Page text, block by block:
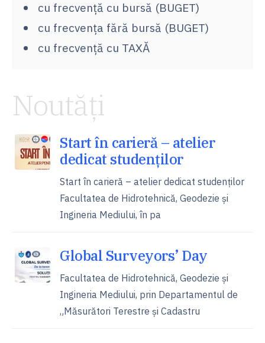
cu frecvență cu bursă (BUGET)
cu frecvența fără bursă (BUGET)
cu frecvență cu TAXĂ
Noutăți
Start în carieră – atelier
dedicat studenților
Start în carieră – atelier dedicat studenților
Facultatea de Hidrotehnică, Geodezie și
Ingineria Mediului, în pa
Global Surveyors’ Day
Facultatea de Hidrotehnică, Geodezie și
Ingineria Mediului, prin Departamentul de
„Măsurători Terestre și Cadastru